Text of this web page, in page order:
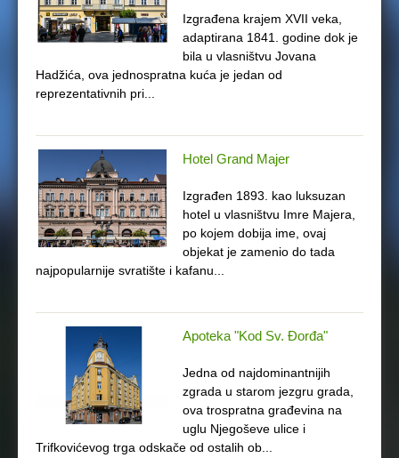
Izgrađena krajem XVII veka,
adaptirana 1841. godine dok je
bila u vlasništvu Jovana
Hadžića, ova jednospratna kuća je jedan od
reprezentativnih pri...
Hotel Grand Majer
Izgrađen 1893. kao luksuzan
hotel u vlasništvu Imre Majera,
po kojem dobija ime, ovaj
objekat je zamenio do tada
najpopularnije svratište i kafanu...
Apoteka "Kod Sv. Đorđa"
Jedna od najdominantnijih
zgrada u starom jezgru grada,
ova trospratna građevina na
uglu Njegoševe ulice i
Trifkovićevog trga odskače od ostalih ob...